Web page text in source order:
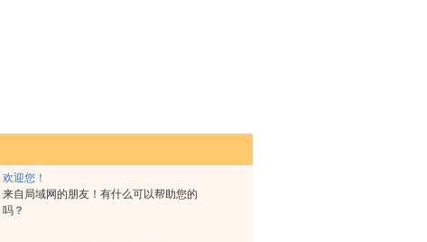
欢迎您！
来自局域网的朋友！有什么可以帮助您的
吗？